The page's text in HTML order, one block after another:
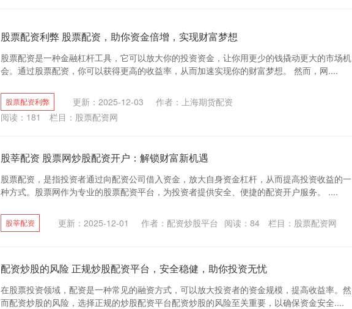
股票配资利弊 股票配资，助你资金倍增，实现财富梦想
股票配资是一种金融杠杆工具，它可以放大你的投资资金，让你用更少的钱撬动更大的市场机
会。通过股票配资，你可以获得更高的收益率，从而加速实现你的财富梦想。 然而，网....
股票配资利弊 更新：2025-12-03
作者：上海期货配资
阅读： 181 栏目： 股票配资网
股莘配资 股票网炒股配资开户：解锁财富新机遇
股票配资，是指投资者通过向配资公司借入资金，放大自身资金杠杆，从而提高投资收益的一
种方式。股票网作为专业的股票配资平台，为投资者提供安全、便捷的配资开户服务。 ....
股莘配资 更新：2025-12-01 作者：配资炒股平台 阅读： 84 栏目： 股票配资网
配资炒股的风险 正规炒股配资平台，安全稳健，助你投资无忧
在股票投资领域，配资是一种常见的融资方式，可以放大投资者的资金规模，提高收益率。然
而配资炒股的风险，选择正规的炒股配资平台配资炒股的风险至关重要，以确保资金安全....